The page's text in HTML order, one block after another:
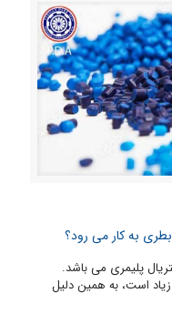
به کار می رود؟
پلیمری می باشد.
است، به همین دلیل